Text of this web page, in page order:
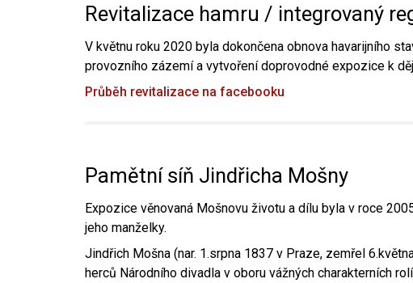
Revitalizace hamru / integrovaný
V květnu roku 2020 byla dokončena obnova havarijního
provozního zázemí a vytvoření doprovodné expozice k
Průběh revitalizace na facebooku
Pamětní síň Jindřicha Mošny
Expozice věnovaná Mošnovu životu a dílu byla v roce
jeho manželky.
Jindřich Mošna (nar. 1.srpna 1837 v Praze, zemřel
herců Národního divadla v oboru vážných charakterních